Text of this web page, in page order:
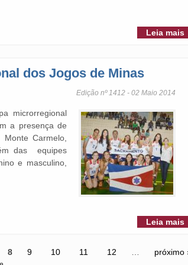
Leia mais
dos Jogos de Minas
Edição nº 1412 - 02 Maio 2014
microrregional
a presença de
Carmelo,
das equipes
e masculino,
Leia mais
8 9 10 11 12
próximo